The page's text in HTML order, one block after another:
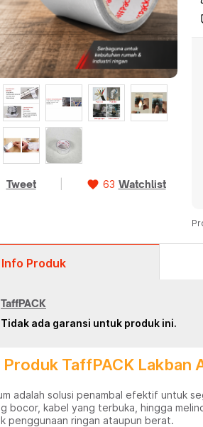
Tweet favorite 63 Watchlist
Info Produk
TaffPACK
Tidak ada garansi untuk produk ini.
TaffPACK Lakban
adalah solusi penambal efektif untuk
bocor, kabel yang terbuka, hingga
penggunaan ringan ataupun berat.